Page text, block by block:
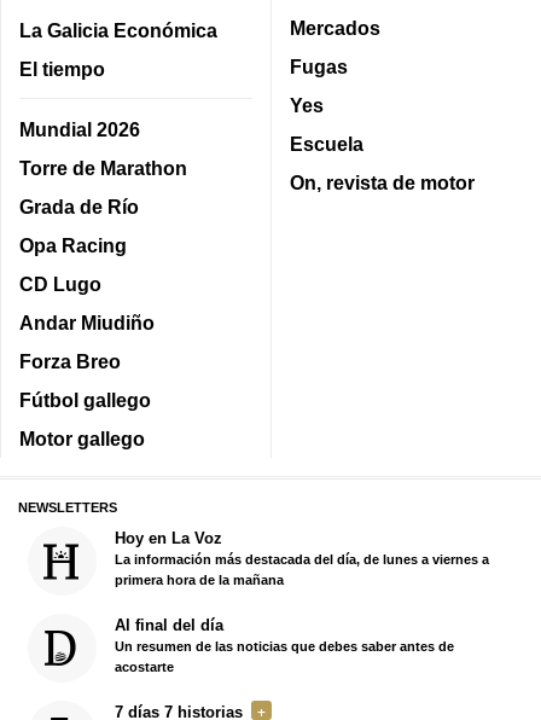
La Galicia Económica
El tiempo
Mundial 2026
Torre de Marathon
Grada de Río
Opa Racing
CD Lugo
Andar Miudiño
Forza Breo
Fútbol gallego
Motor gallego
Mercados
Fugas
Yes
Escuela
On, revista de motor
NEWSLETTERS
Hoy en La Voz
La información más destacada del día, de lunes a viernes a
primera hora de la mañana
Al final del día
Un resumen de las noticias que debes saber antes de
acostarte
7 días 7 historias